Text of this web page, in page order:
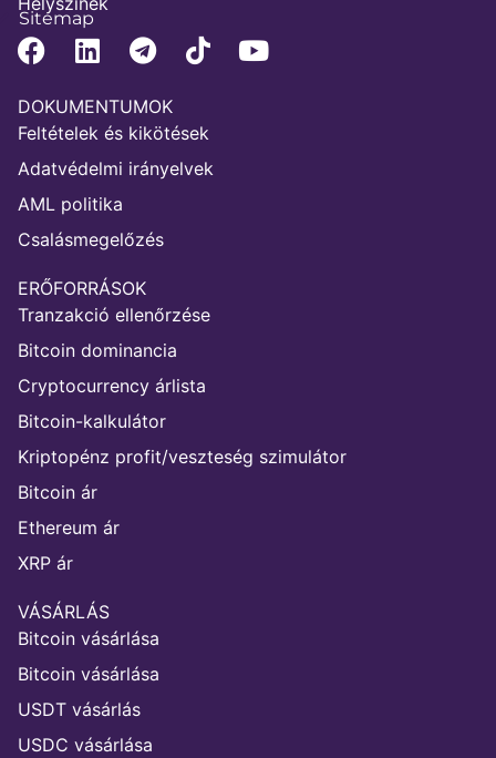
Sitemap
DOKUMENTUMOK
Feltételek és kikötések
Adatvédelmi irányelvek
AML politika
Csalásmegelőzés
ERŐFORRÁSOK
Tranzakció ellenőrzése
Bitcoin dominancia
Cryptocurrency árlista
Bitcoin-kalkulátor
Kriptopénz profit/veszteség szimulátor
Bitcoin ár
Ethereum ár
XRP ár
VÁSÁRLÁS
Bitcoin vásárlása
Bitcoin vásárlása
USDT vásárlás
USDC vásárlása